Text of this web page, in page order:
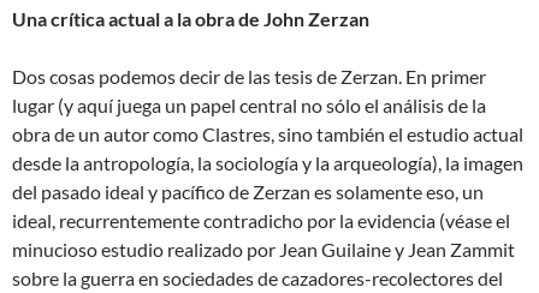
Una crítica actual a la obra de John Zerzan
Dos cosas podemos decir de las tesis de Zerzan. En primer
lugar (y aquí juega un papel central no sólo el análisis de la
obra de un autor como Clastres, sino también el estudio actual
desde la antropología, la sociología y la arqueología), la imagen
del pasado ideal y pacífico de Zerzan es solamente eso, un
ideal, recurrentemente contradicho por la evidencia (véase el
minucioso estudio realizado por Jean Guilaine y Jean Zammit
sobre la guerra en sociedades de cazadores-recolectores del